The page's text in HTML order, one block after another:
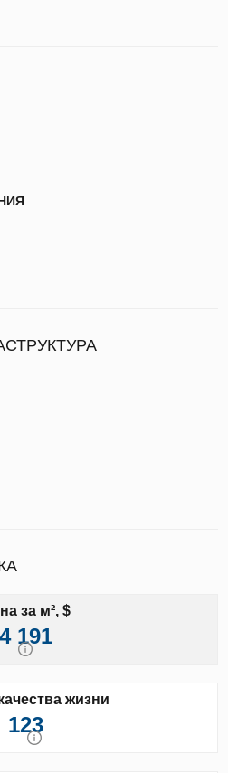
за м², $
4 191
жизни
123